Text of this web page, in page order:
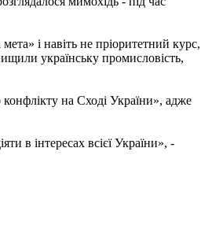
і навіть не пріоритетний курс,
українську промисловість,
на Сході України», адже
в інтересах всієї України», -